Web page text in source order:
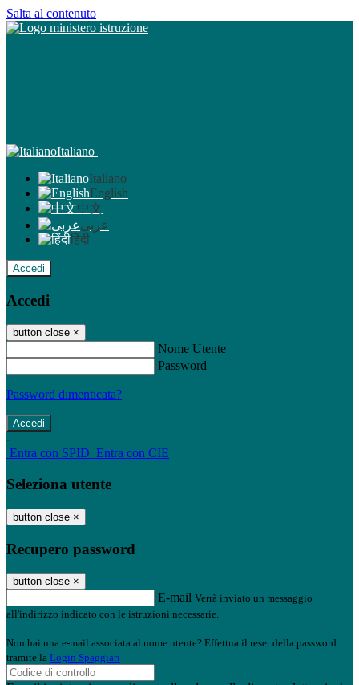
Salta al contenuto
Italiano
Italiano
English
中文
عربى
हिंदी
Accedi
Accedi
button close ×
Nome Utente
Password
Password dimenticata?
-
Entra con SPID Entra con CIE
Seleziona utente
button close ×
Recupero password
button close ×
E-mail Verrà inviato un messaggio
all'indirizzo indicato con le istruzioni necessarie.
Non hai una e-mail associata al nome utente? Effettua il reset della password
tramite la Login Spaggiari